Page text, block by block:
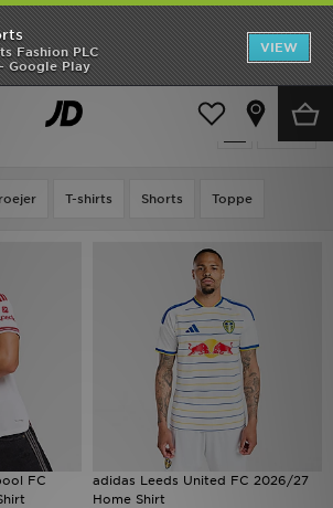
Fashion PLC
- Google Play
VIEW
League
League
T-shirts Shorts Toppe
FC
adidas Leeds United FC 2026/27
Home Shirt